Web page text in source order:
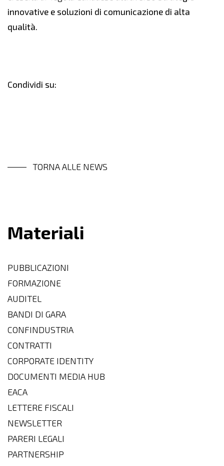
innovative e soluzioni di comunicazione di alta
qualità.
Condividi su:
TORNA ALLE NEWS
Materiali
PUBBLICAZIONI
FORMAZIONE
AUDITEL
BANDI DI GARA
CONFINDUSTRIA
CONTRATTI
CORPORATE IDENTITY
DOCUMENTI MEDIA HUB
EACA
LETTERE FISCALI
NEWSLETTER
PARERI LEGALI
PARTNERSHIP